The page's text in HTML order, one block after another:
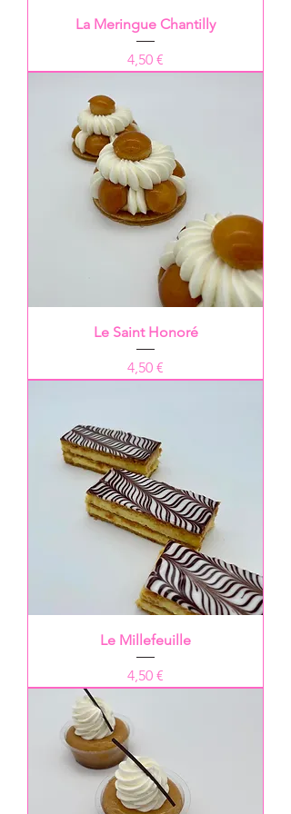
La Meringue Chantilly
Prix
4,50 €
Le Saint Honoré
Prix
4,50 €
Le Millefeuille
Prix
4,50 €